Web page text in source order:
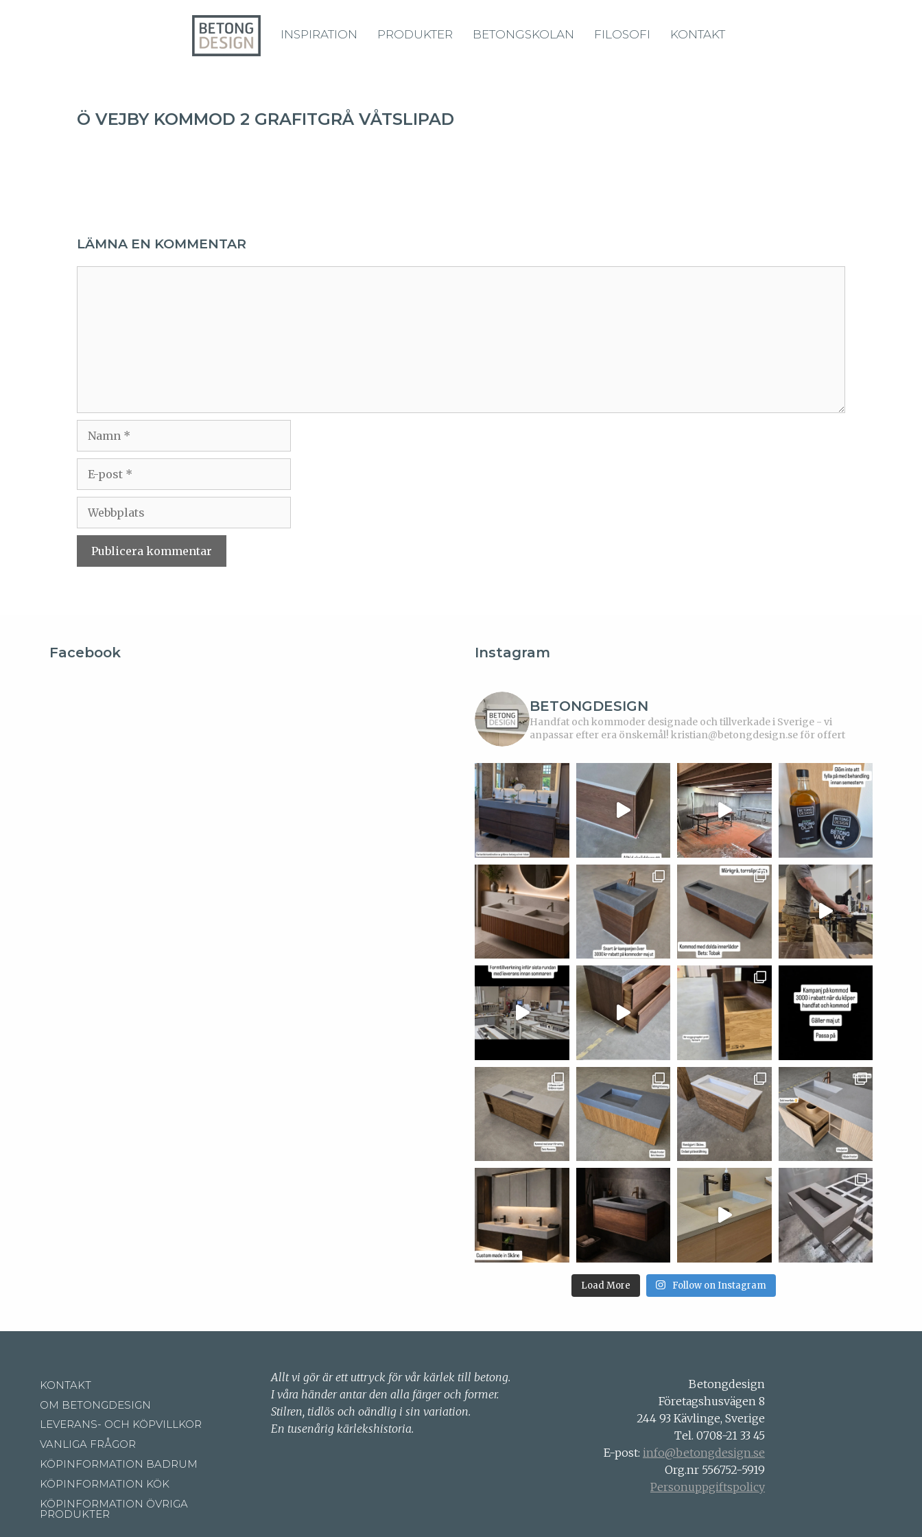
INSPIRATION PRODUKTER BETONGSKOLAN FILOSOFI KONTAKT
Ö VEJBY KOMMOD 2 GRAFITGRÅ VÅTSLIPAD
LÄMNA EN KOMMENTAR
Facebook Instagram
BETONGDESIGN
Handfat och kommoder designade och tillverkade i Sverige - vi
anpassar efter era önskemål! kristian@betongdesign.se för offert
Load More Follow on Instagram
KONTAKT
OM BETONGDESIGN
LEVERANS- OCH KÖPVILLKOR
VANLIGA FRÅGOR
KÖPINFORMATION BADRUM
KÖPINFORMATION KÖK
KÖPINFORMATION ÖVRIGA
PRODUKTER
Allt vi gör är ett uttryck för vår kärlek till betong.
I våra händer antar den alla färger och former.
Stilren, tidlös och oändlig i sin variation.
En tusenårig kärlekshistoria.
Betongdesign
Företagshusvägen 8
244 93 Kävlinge, Sverige
Tel. 0708-21 33 45
E-post: info@betongdesign.se
Org.nr 556752-5919
Personuppgiftspolicy